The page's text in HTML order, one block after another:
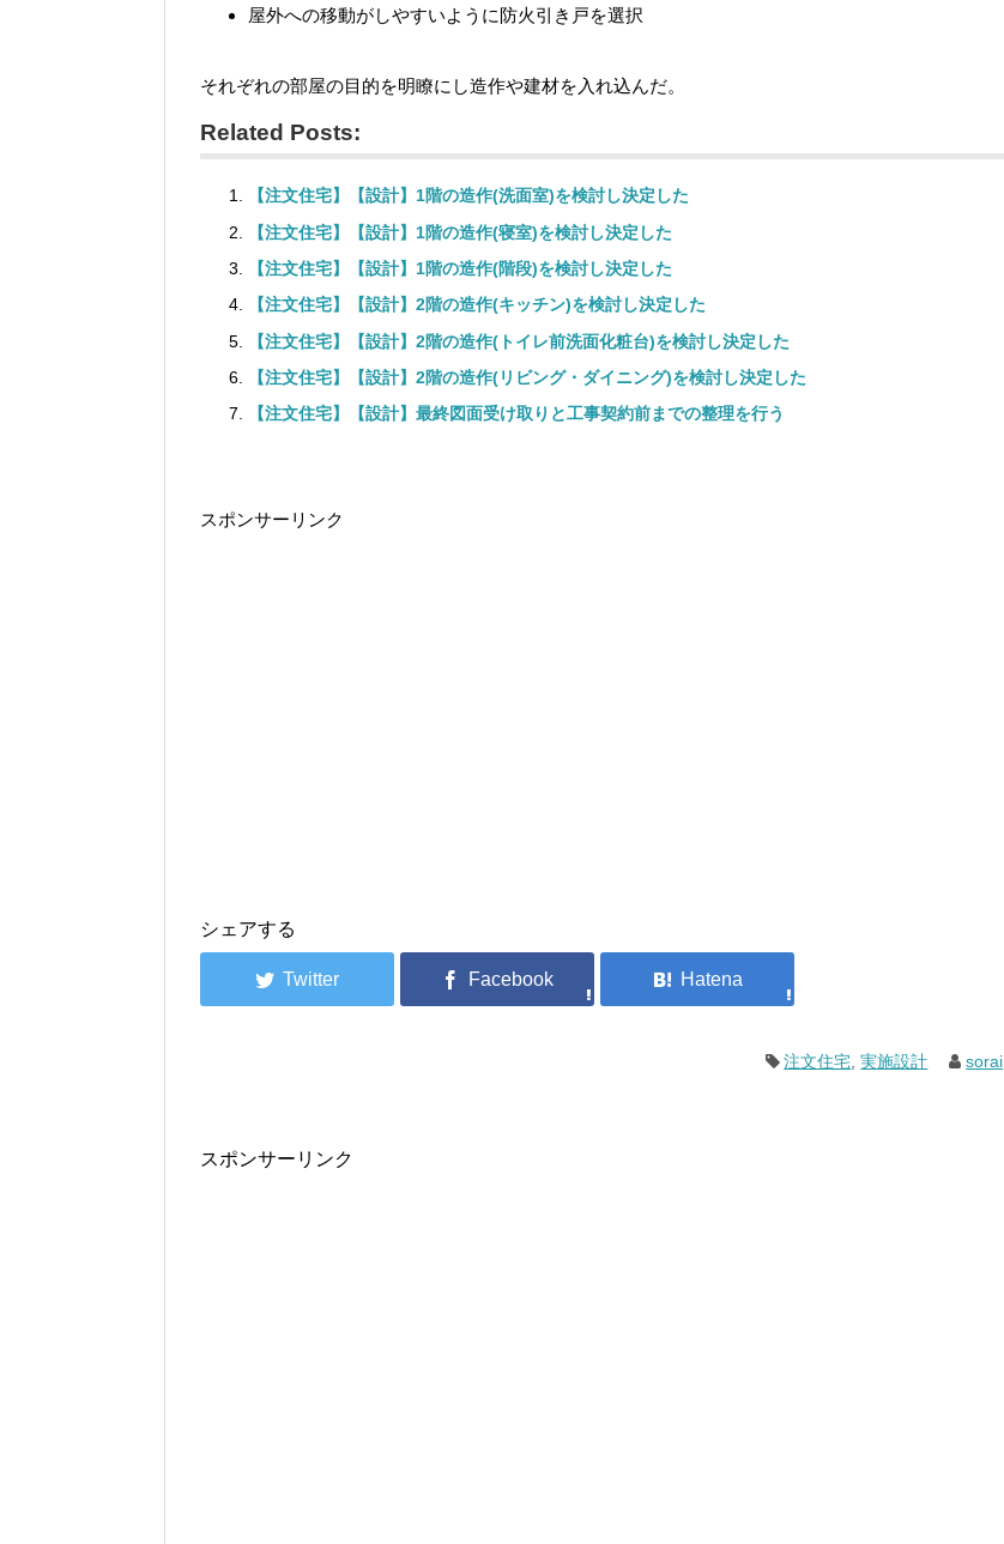
屋外への移動がしやすいように防火引き戸を選択
それぞれの部屋の目的を明瞭にし造作や建材を入れ込んだ。
Related Posts:
【注文住宅】【設計】1階の造作(洗面室)を検討し決定した
【注文住宅】【設計】1階の造作(寝室)を検討し決定した
【注文住宅】【設計】1階の造作(階段)を検討し決定した
【注文住宅】【設計】2階の造作(キッチン)を検討し決定した
【注文住宅】【設計】2階の造作(トイレ前洗面化粧台)を検討し決定した
【注文住宅】【設計】2階の造作(リビング・ダイニング)を検討し決定した
【注文住宅】【設計】最終図面受け取りと工事契約前までの整理を行う
スポンサーリンク
シェアする
注文住宅 ,実施設計 sorai
スポンサーリンク